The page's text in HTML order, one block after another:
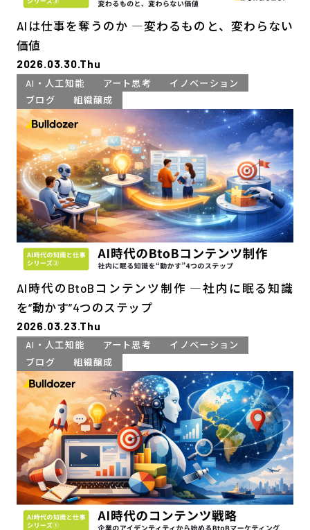
AIは仕事を奪うのか ―変わるものと、変わらない
価値
2026.03.30.Thu
AI・人工知能 アート思考
イノベーション
ブログ
組織醸成
AI時代のBtoBコンテンツ制作 ―社内に眠る知識
を“動かす”4つのステップ
2026.03.23.Thu
AI・人工知能 アート思考
イノベーション
ブログ
組織醸成